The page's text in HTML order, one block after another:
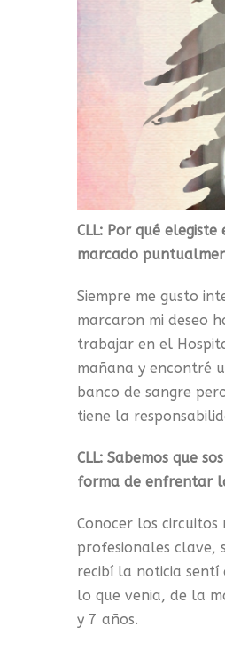
CLL: Por qué
marcado
Siempre me gusto
marcaron mi deseo
trabajar en el
mañana y encontré
banco de sangre
tiene la
CLL: Sabemos que
forma de enfrentar
Conocer los
profesionales clave,
recibí la noticia
lo que venia, de la
y 7 años.